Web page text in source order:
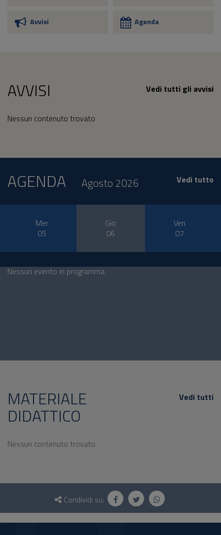
Avvisi Agenda
AVVISI Vedi tutti gli avvisi
Nessun contenuto trovato
AGENDA Agosto 2026 Vedi tutto
Mer
05
Gio
06
Ven
07
Nessun evento in programma
MATERIALE
DIDATTICO
Vedi tutti
Nessun contenuto trovato
Questionario
social
Condividi su: